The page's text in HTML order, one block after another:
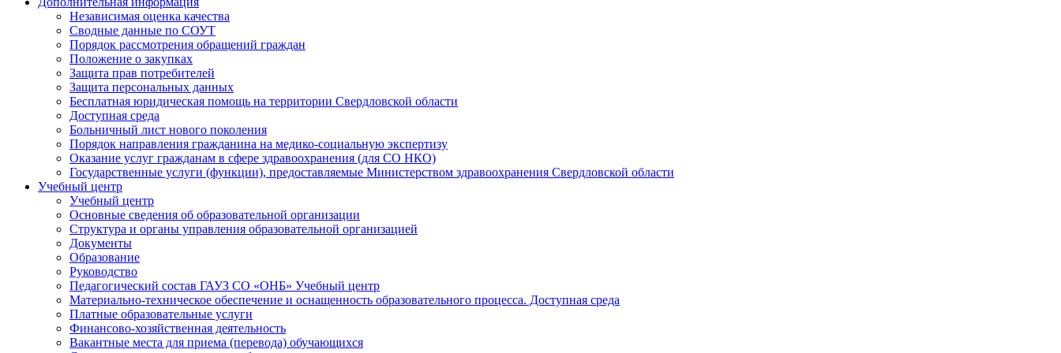
Независимая оценка качества
Сводные данные по СОУТ
Порядок рассмотрения обращений граждан
Положение о закупках
Защита прав потребителей
Защита персональных данных
Бесплатная юридическая помощь на территории Свердловской области
Доступная среда
Больничный лист нового поколения
Порядок направления гражданина на медико-социальную экспертизу
Оказание услуг гражданам в сфере здравоохранения (для СО НКО)
Государственные услуги (функции), предоставляемые Министерством здравоохранения Свердловской области
Учебный центр
Учебный центр
Основные сведения об образовательной организации
Структура и органы управления образовательной организацией
Документы
Образование
Руководство
Педагогический состав ГАУЗ СО «ОНБ» Учебный центр
Материально-техническое обеспечение и оснащенность образовательного процесса. Доступная среда
Платные образовательные услуги
Финансово-хозяйственная деятельность
Вакантные места для приема (перевода) обучающихся